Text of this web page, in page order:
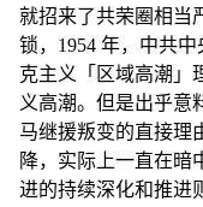
就招来了共荣圈相当
锁，1954 年，中共
克主义「区域高潮」
义高潮。但是出乎意
马继援叛变的直接理
降，实际上一直在暗
进的持续深化和推